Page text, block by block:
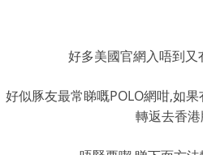
好多美國官網入唔到又
好似豚友最常睇嘅POLO網咁,如
轉返去香